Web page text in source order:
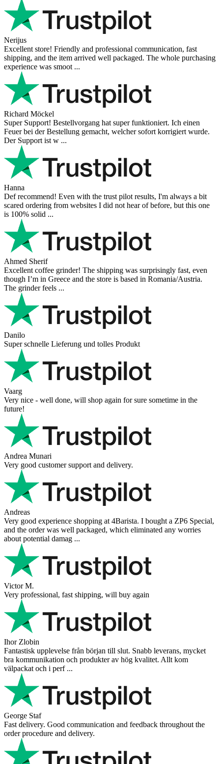
Reviews 79 • Excellent
4.9
Andres
I bought a cafelat robot, the delivery was really fast and the products
were in great conditions. I will be buying again. The shipping to
Switzerland ...
Mihaylovich
perfect all product,company,delivery, thanks recomended
Nerijus
Excellent store! Friendly and professional communication, fast
shipping, and the item arrived well packaged. The whole purchasing
experience was smoot ...
Richard Möckel
Super Support! Bestellvorgang hat super funktioniert. Ich einen
Feuer bei der Bestellung gemacht, welcher sofort korrigiert wurde.
Der Support ist w ...
Hanna
Def recommend! Even with the trust pilot results, I'm always a bit
scared ordering from websites I did not hear of before, but this one
is 100% solid ...
Ahmed Sherif
Excellent coffee grinder! The shipping was surprisingly fast, even
though I’m in Greece and the store is based in Romania/Austria.
The grinder feels ...
Danilo
Super schnelle Lieferung und tolles Produkt
Vaarg
Very nice - well done, will shop again for sure sometime in the
future!
Andrea Munari
Very good customer support and delivery.
Andreas
Very good experience shopping at 4Barista. I bought a ZP6 Special,
and the order was well packaged, which eliminated any worries
about potential damag ...
Victor M.
Very professional, fast shipping, will buy again